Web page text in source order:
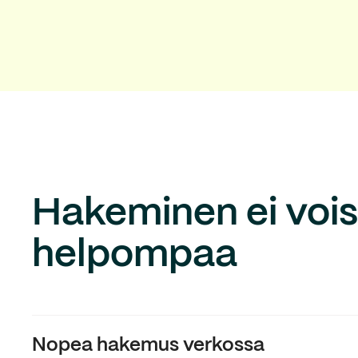
Hakeminen ei
helpompaa
Nopea hakemus verkossa